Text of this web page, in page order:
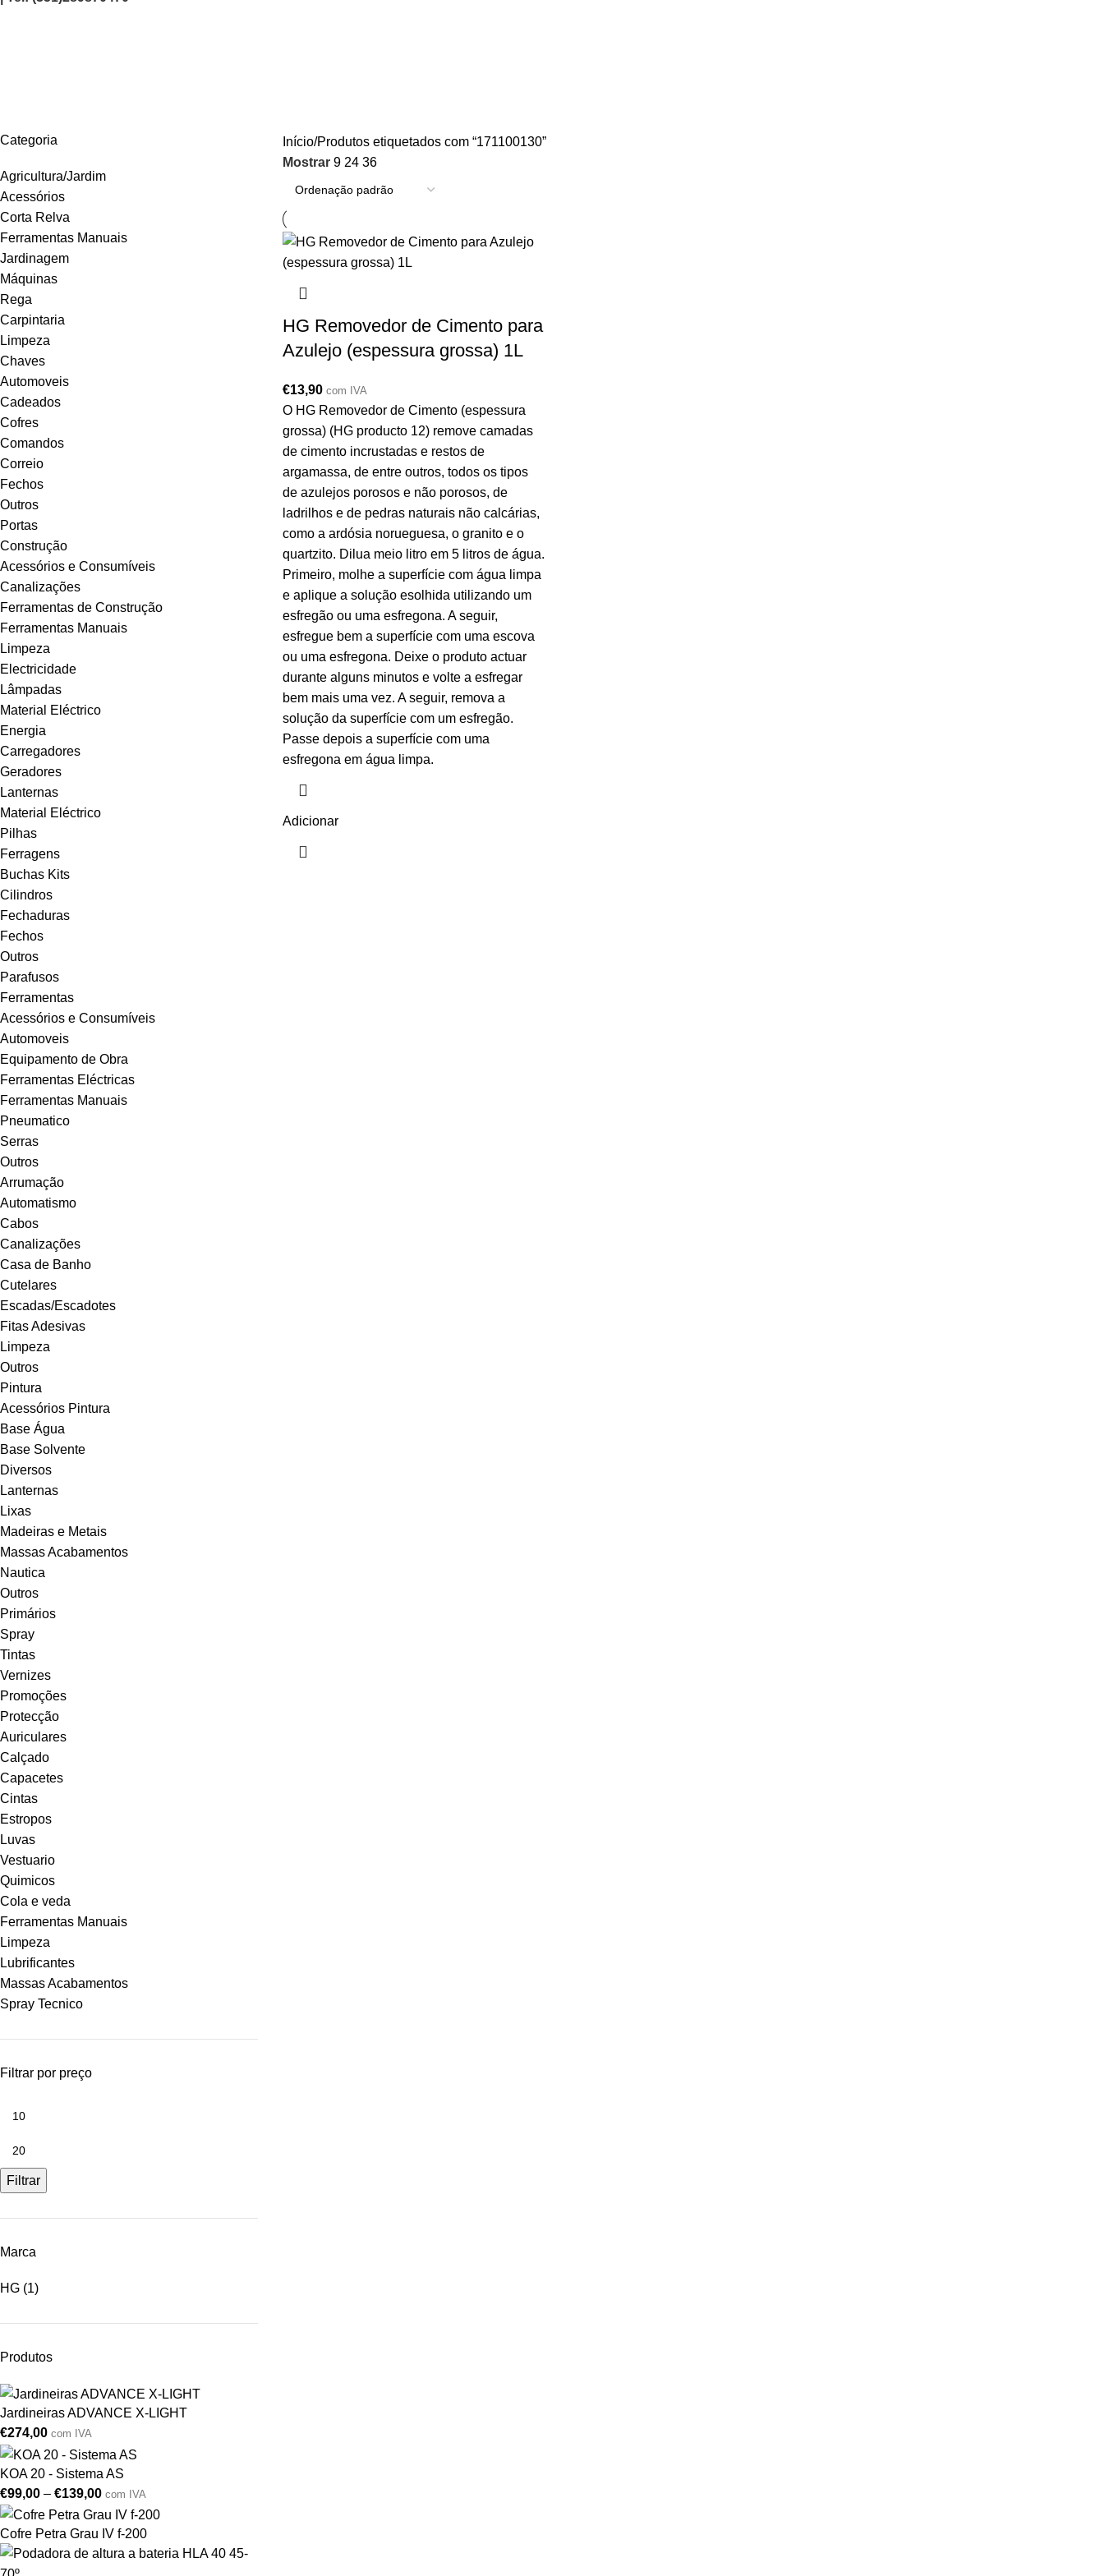
Categoria
Agricultura/Jardim
Acessórios
Corta Relva
Ferramentas Manuais
Jardinagem
Máquinas
Rega
Carpintaria
Limpeza
Chaves
Automoveis
Cadeados
Cofres
Comandos
Correio
Fechos
Outros
Portas
Construção
Acessórios e Consumíveis
Canalizações
Ferramentas de Construção
Ferramentas Manuais
Limpeza
Electricidade
Lâmpadas
Material Eléctrico
Energia
Carregadores
Geradores
Lanternas
Material Eléctrico
Pilhas
Ferragens
Buchas Kits
Cilindros
Fechaduras
Fechos
Outros
Parafusos
Ferramentas
Acessórios e Consumíveis
Automoveis
Equipamento de Obra
Ferramentas Eléctricas
Ferramentas Manuais
Pneumatico
Serras
Outros
Arrumação
Automatismo
Cabos
Canalizações
Casa de Banho
Cutelares
Escadas/Escadotes
Fitas Adesivas
Limpeza
Outros
Pintura
Acessórios Pintura
Base Água
Base Solvente
Diversos
Lanternas
Lixas
Madeiras e Metais
Massas Acabamentos
Nautica
Outros
Primários
Spray
Tintas
Vernizes
Promoções
Protecção
Auriculares
Calçado
Capacetes
Cintas
Estropos
Luvas
Vestuario
Quimicos
Cola e veda
Ferramentas Manuais
Limpeza
Lubrificantes
Massas Acabamentos
Spray Tecnico
Filtrar por preço
Filtrar
Marca
HG (1)
Produtos
Jardineiras ADVANCE X-LIGHT
€274,00 com IVA
KOA 20 - Sistema AS
€99,00 – €139,00 com IVA
Cofre Petra Grau IV f-200
Início Produtos etiquetados com “171100130”
Mostrar 9 24 36
HG Removedor de Cimento para
Azulejo (espessura grossa) 1L
€13,90 com IVA
O HG Removedor de Cimento (espessura
grossa) (HG producto 12) remove camadas
de cimento incrustadas e restos de
argamassa, de entre outros, todos os tipos
de azulejos porosos e não porosos, de
ladrilhos e de pedras naturais não calcárias,
como a ardósia norueguesa, o granito e o
quartzito. Dilua meio litro em 5 litros de água.
Primeiro, molhe a superfície com água limpa
e aplique a solução esolhida utilizando um
esfregão ou uma esfregona. A seguir,
esfregue bem a superfície com uma escova
ou uma esfregona. Deixe o produto actuar
durante alguns minutos e volte a esfregar
bem mais uma vez. A seguir, remova a
solução da superfície com um esfregão.
Passe depois a superfície com uma
esfregona em água limpa.
Adicionar